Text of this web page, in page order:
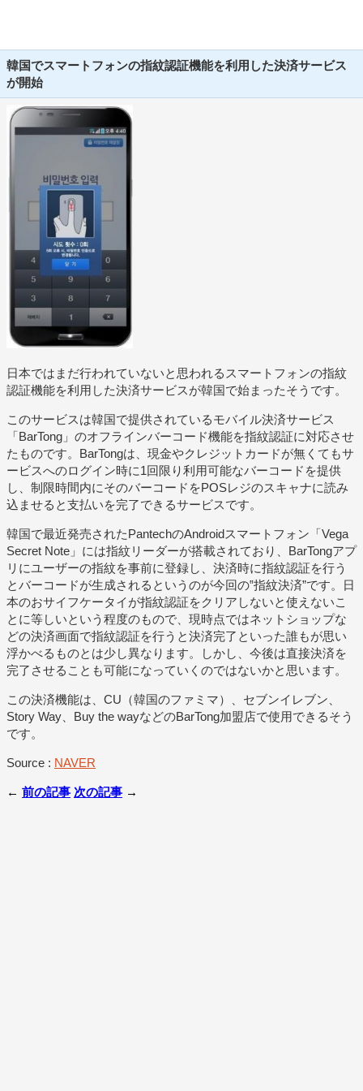
韓国でスマートフォンの指紋認証機能を利用した決済サービス
が開始
日本ではまだ行われていないと思われるスマートフォンの指紋
認証機能を利用した決済サービスが韓国で始まったそうです。
このサービスは韓国で提供されているモバイル決済サービス
「BarTong」のオフラインバーコード機能を指紋認証に対応させ
たものです。BarTongは、現金やクレジットカードが無くてもサ
ービスへのログイン時に1回限り利用可能なバーコードを提供
し、制限時間内にそのバーコードをPOSレジのスキャナに読み
込ませると支払いを完了できるサービスです。
韓国で最近発売されたPantechのAndroidスマートフォン「Vega
Secret Note」には指紋リーダーが搭載されており、BarTongアプ
リにユーザーの指紋を事前に登録し、決済時に指紋認証を行う
とバーコードが生成されるというのが今回の‟指紋決済”です。日
本のおサイフケータイが指紋認証をクリアしないと使えないこ
とに等しいという程度のもので、現時点ではネットショップな
どの決済画面で指紋認証を行うと決済完了といった誰もが思い
浮かべるものとは少し異なります。しかし、今後は直接決済を
完了させることも可能になっていくのではないかと思います。
この決済機能は、CU（韓国のファミマ）、セブンイレブン、
Story Way、Buy the wayなどのBarTong加盟店で使用できるそう
です。
Source : NAVER
← 前の記事 次の記事 →